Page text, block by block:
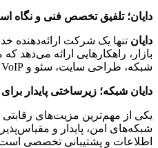
دایان؛ تلفیق تخصص فنی و نگاه
دایان تنها یک شرکت ارائه‌دهنده
بازار، راهکارهایی ارائه می‌دهد
شبکه، طراحی سایت، سئو و VoIP است.
دایان شبکه؛ زیرساختی پایدار
یکی از مهم‌ترین مزیت‌های رقابتی
شبکه‌های امن، پایدار و
اطلاعات و پشتیبانی تخصصی